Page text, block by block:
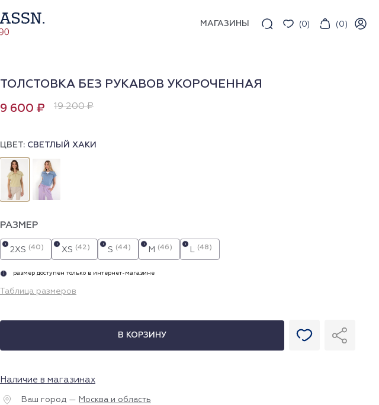
МАГАЗИНЫ (0) (0)
ТОЛСТОВКА БЕЗ РУКАВОВ УКОРОЧЕННАЯ
9 600 ₽ 19 200 ₽
ЦВЕТ: СВЕТЛЫЙ ХАКИ
РАЗМЕР
2XS (40)
i
XS (42)
i
S (44)
i
M (46)
i
L (48)
i
i размер доступен только в интернет-магазине
Таблица размеров
В КОРЗИНУ
Наличие в магазинах
Ваш город — Москва и область